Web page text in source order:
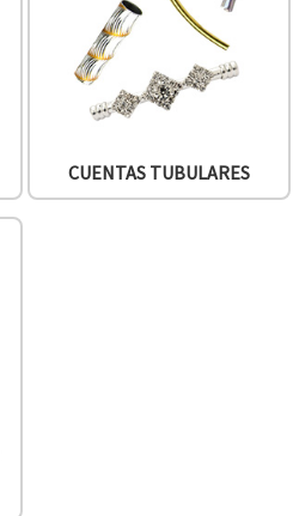
CUENTAS TUBULARES